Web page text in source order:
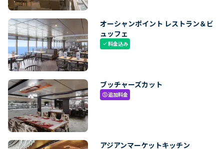
オーシャンポイント レストラン＆ビ
ュッフェ
check料金込み
ブッチャーズカット
paid追加料金
アジアンマーケットキッチン